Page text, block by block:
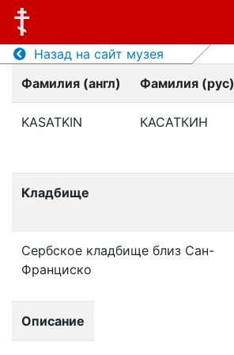
Назад на сайт музея
Фамилия (англ)
Фамилия (рус)
KASATKIN КАСАТКИН
Кладбище
Сербское кладбище близ Сан-
Франциско
Описание